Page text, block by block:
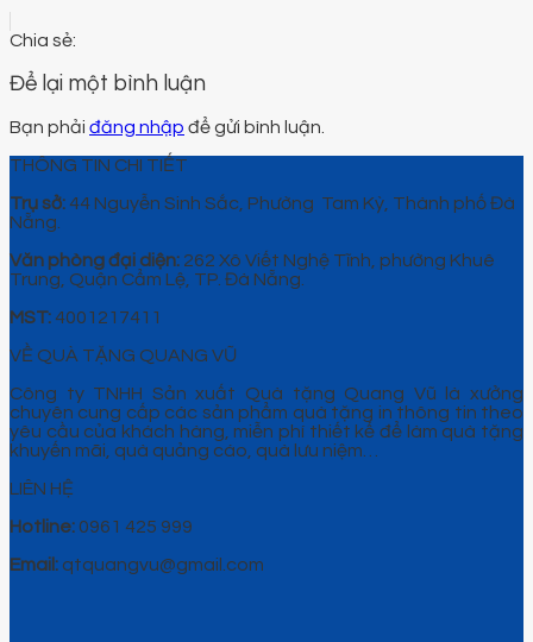
Để lại một bình luận
Bạn phải đăng nhập để gửi bình luận.
THÔNG TIN CHI TIẾT
Trụ sở: 44 Nguyễn Sinh Sắc, Phường Tam Kỳ, Thành phố Đà
Nẵng.
Văn phòng đại diện: 262 Xô Viết Nghệ Tĩnh, phường Khuê
Trung, Quận Cẩm Lệ, TP. Đà Nẵng.
MST: 4001217411
VỀ QUÀ TẶNG QUANG VŨ
Công ty TNHH Sản xuất Quà tặng Quang Vũ là xưởng
chuyên cung cấp các sản phẩm quà tặng in thông tin theo
yêu cầu của khách hàng, miễn phí thiết kế để làm quà tặng
khuyến mãi, quà quảng cáo, quà lưu niệm…
LIÊN HỆ
Hotline: 0961 425 999
Email: qtquangvu@gmail.com